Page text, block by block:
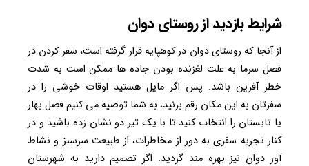
شرایط بازدید از روستای دوان
از آنجا که روستای دوان در کوهپایه قرار گرفته است، سفر کردن در
فصل سرما به علت لغزنده بودن جاده ها ممکن است به شدت
خطر آفرین باشد. پس اگر مایل هستید اوقات خوشی را در
سفرتان به این مکان رقم بزنید، به شما توصیه می کنیم فصل بهار
یا تابستان را انتخاب کنید تا با یک تیر دو نشان زده باشید و در
کنار تجربه سفری به دور از مخاطرات، از طبیعت سرسبز و نشاط
آور دوان نیز بهره مند گردید. اگر تصمیم دارید به شهرستان